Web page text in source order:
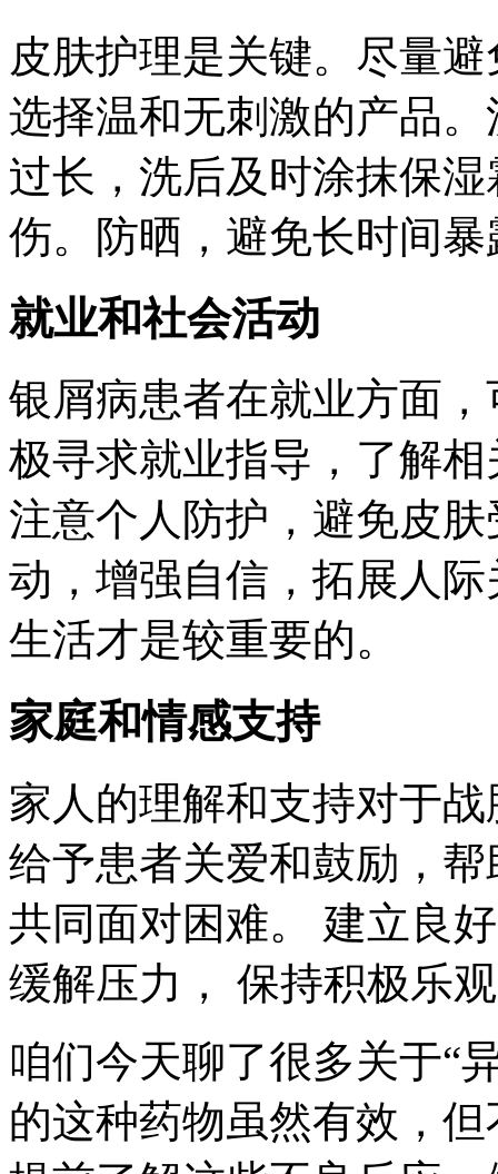
皮肤护理是关键。尽量
选择温和无刺激的产品
过长，洗后及时涂抹保
伤。防晒，避免长时间
就业和社会活动
银屑病患者在就业方面
极寻求就业指导，了解
注意个人防护，避免皮
动，增强自信，拓展人
生活才是较重要的。
家庭和情感支持
家人的理解和支持对于
给予患者关爱和鼓励，
共同面对困难。 建立良
缓解压力， 保持积极乐
咱们今天聊了很多关于“
的这种药物虽然有效，